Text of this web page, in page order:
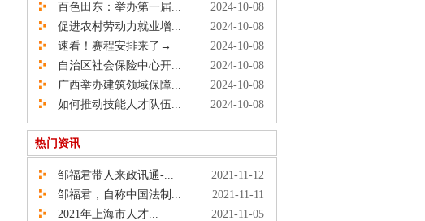
百色田东：举办第一届...
2024-10-08
促进农村劳动力就业增...
2024-10-08
速看！赛程安排来了→
2024-10-08
自治区社会保险中心开...
2024-10-08
广西举办建筑领域保障...
2024-10-08
如何推动技能人才队伍...
2024-10-08
热门资讯
邹福君带人来政讯通-...
2021-11-12
邹福君，自称中国法制...
2021-11-11
2021年上海市人才...
2021-11-05